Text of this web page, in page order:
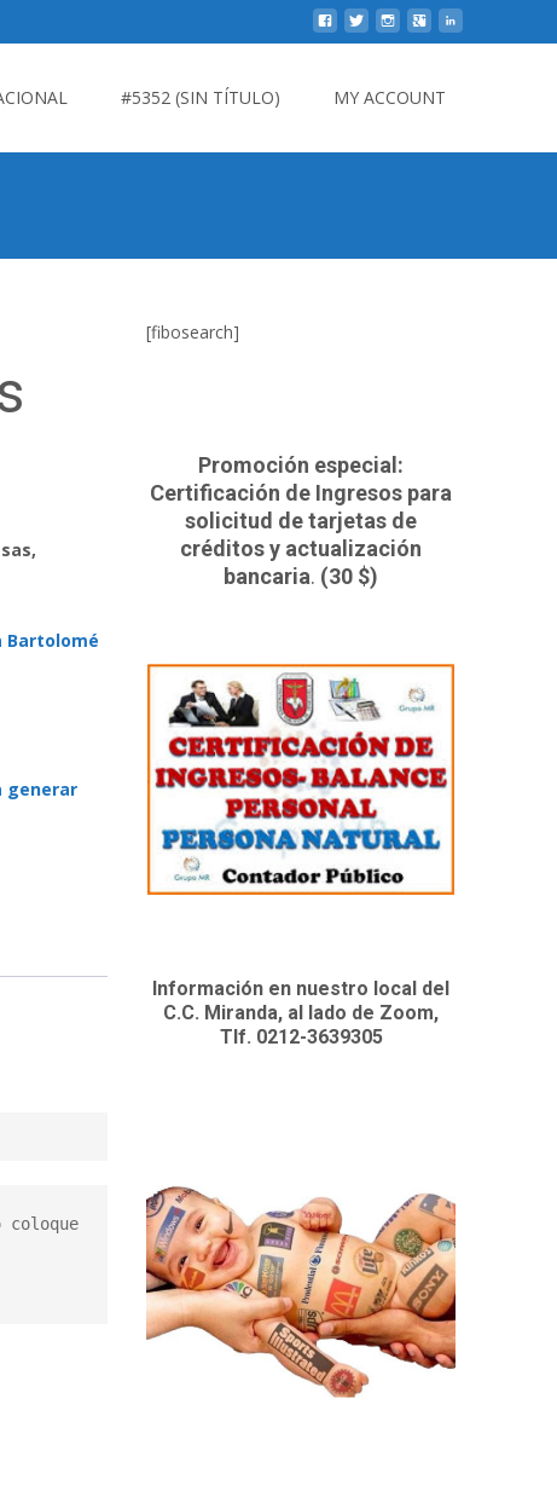
#5352 (SIN TÍTULO) MY ACCOUNT
Bartolomé
generar
[fibosearch]
Promoción especial:
Certificación de Ingresos para
solicitud de tarjetas de
créditos y actualización
bancaria. (30 $)
Información en nuestro local del
C.C. Miranda, al lado de Zoom,
Tlf. 0212-3639305